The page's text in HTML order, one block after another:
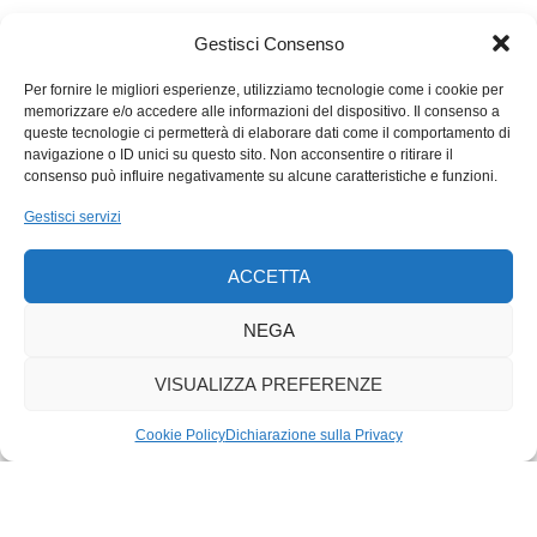
Gestisci Consenso
Per fornire le migliori esperienze, utilizziamo tecnologie come i cookie per
memorizzare e/o accedere alle informazioni del dispositivo. Il consenso a
queste tecnologie ci permetterà di elaborare dati come il comportamento di
navigazione o ID unici su questo sito. Non acconsentire o ritirare il
consenso può influire negativamente su alcune caratteristiche e funzioni.
Gestisci servizi
ACCETTA
NEGA
VISUALIZZA PREFERENZE
Cookie PolicyDichiarazione sulla Privacy
salario nominale può, in un periodo di inflazione bassa come
l’attuale, servire a spiegare il perché del ritardo dei salari anche
se, personalmente, non reputiamo che il potere d’acquisto sia,
negli ultimi anni, cresciuto più rapidamente del salario
presenza di una sempre abbondante domanda di lavoro.